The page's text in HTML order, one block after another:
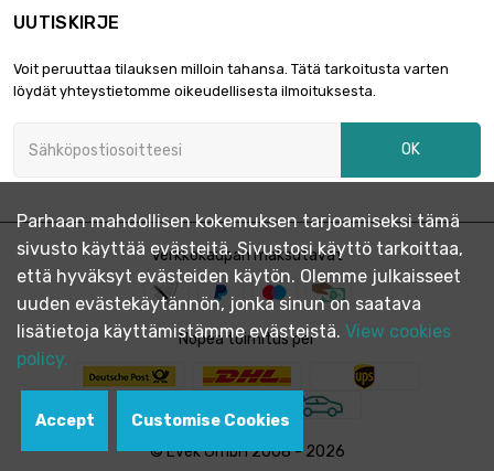
UUTISKIRJE
Voit peruuttaa tilauksen milloin tahansa. Tätä tarkoitusta varten
löydät yhteystietomme oikeudellisesta ilmoituksesta.
OK
Verkkokaupan maksutavat
Nopea toimitus per
© Evek GmbH 2008 - 2026
Parhaan mahdollisen kokemuksen tarjoamiseksi tämä
sivusto käyttää evästeitä. Sivustosi käyttö tarkoittaa,
että hyväksyt evästeiden käytön. Olemme julkaisseet
uuden evästekäytännön, jonka sinun on saatava
lisätietoja käyttämistämme evästeistä. View cookies
policy.
Accept Customise Cookies